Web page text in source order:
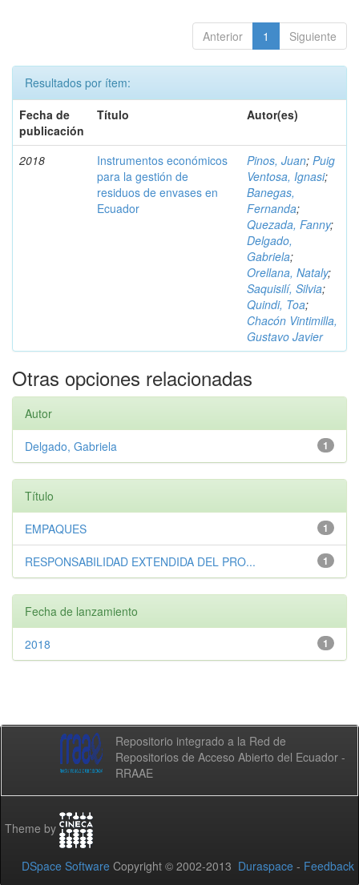
Anterior 1 Siguiente
Resultados por ítem:
Fecha de
publicación
Título Autor(es)
2018
Instrumentos económicos
para la gestión de
residuos de envases en
Ecuador
Pinos, Juan; Puig
Ventosa, Ignasi;
Banegas,
Fernanda;
Quezada, Fanny;
Delgado,
Gabriela;
Orellana, Nataly;
Saquisilí, Silvia;
Quindi, Toa;
Chacón Vintimilla,
Gustavo Javier
Otras opciones relacionadas
Autor
1
Delgado, Gabriela
Título
1
EMPAQUES
1
RESPONSABILIDAD EXTENDIDA DEL PRO...
Fecha de lanzamiento
1
2018
Repositorio integrado a la Red de
Repositorios de Acceso Abierto del Ecuador -
RRAAE
Theme by
DSpace Software Copyright © 2002-2013 Duraspace - Feedback